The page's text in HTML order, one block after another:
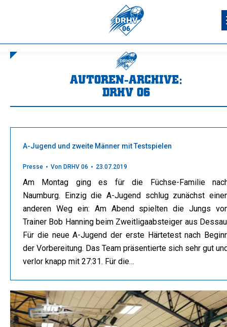
AUTOREN-ARCHIVE:
DRHV 06
A-Jugend und zweite Männer mit Testspielen
Presse Von DRHV 06 23.07.2019
Am Montag ging es für die Füchse-Familie
Naumburg. Einzig die A-Jugend schlug zunächst
anderen Weg ein: Am Abend spielten die Jungs
Trainer Bob Hanning beim Zweitligaabsteiger aus
Für die neue A-Jugend der erste Härtetest nach
der Vorbereitung. Das Team präsentierte sich sehr gut
verlor knapp mit 27:31. Für die…